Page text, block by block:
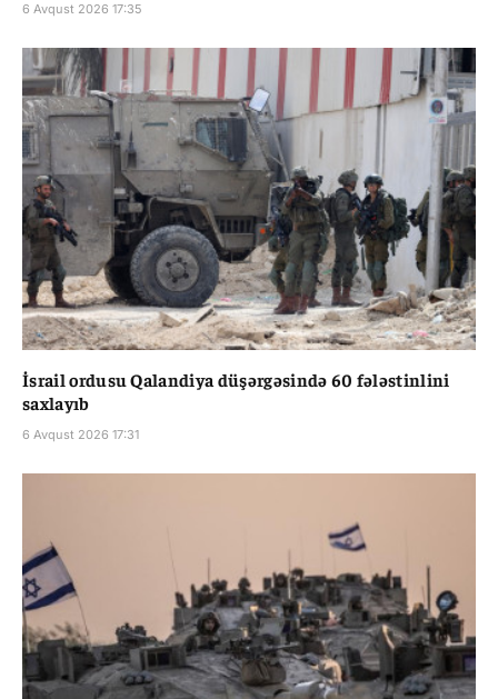
6 Avqust 2026 17:35
İsrail ordusu Qalandiya düşərgəsində 60 fələstinlini
saxlayıb
6 Avqust 2026 17:31